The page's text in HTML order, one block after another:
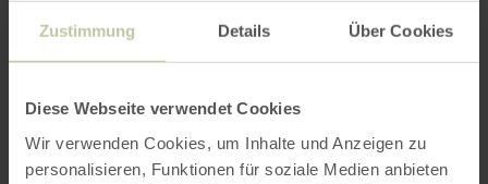
Zustimmung Details Über Cookies
Diese Webseite verwendet Cookies
Wir verwenden Cookies, um Inhalte und Anzeigen zu
personalisieren, Funktionen für soziale Medien anbieten
nach Dümpelfeld zurück. Im Preis von 20,00
Euro pro Person ist ein Kaffee oder
ein Softgetränk enthalten.
Eine Anmeldung ist erforderlich.
23.08.2026